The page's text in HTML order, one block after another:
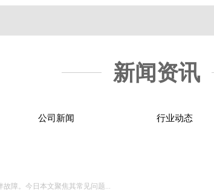
新闻资讯
公司新闻 行业动态
障。今日本文聚焦其常见问题...